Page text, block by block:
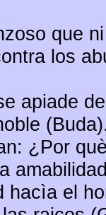
que
los
apiade
¿Por
hacìa el